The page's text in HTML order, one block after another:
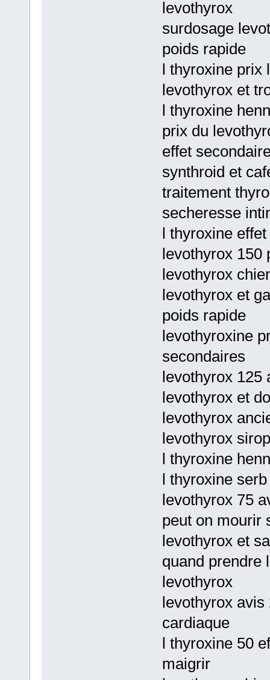
levothyrox
surdosage
poids rapide
l thyroxine prix
levothyrox et
l thyroxine
prix du
effet
synthroid et
traitement
secheresse
l thyroxine
levothyrox 150
levothyrox
levothyrox et
poids rapide
levothyroxine
secondaires
levothyrox 125
levothyrox et
levothyrox
levothyrox
l thyroxine
l thyroxine
levothyrox 75
peut on mourir
levothyrox et
quand prendre
levothyrox
levothyrox avis
cardiaque
l thyroxine 50
maigrir